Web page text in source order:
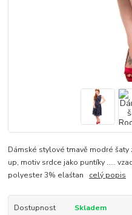
Dámské stylové tmavě modré
up, motiv srdce jako puntíky .....
polyester 3% elaśtan celý popis
Dostupnost
Skladem